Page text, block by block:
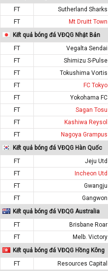
FT
Sutherland Sharks
FT
Mt Druitt Town
Kết quả bóng đá VĐQG Nhật Bản
FT
Vegalta Sendai
FT
Shimizu S-Pulse
FT
Tokushima Vortis
FT
FC Tokyo
FT
Yokohama FC
FT
Sagan Tosu
FT
Kashiwa Reysol
FT
Nagoya Grampus
Kết quả bóng đá VĐQG Hàn Quốc
FT
Jeju Utd
FT
Incheon Utd
FT
Gwangju
FT
Gangwon
Kết quả bóng đá VĐQG Australia
FT
Brisbane Roar
FT
Melb. Victory
Kết quả bóng đá VĐQG Hồng Kông
FT
Resources Capital